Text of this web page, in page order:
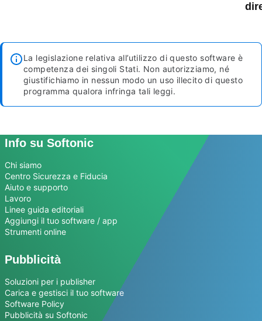
La legislazione relativa all’utilizzo di questo software è
competenza dei singoli Stati. Non autorizziamo, né
giustifichiamo in nessun modo un uso illecito di questo
programma qualora infringa tali leggi.
Info su Softonic
Chi siamo
Centro Sicurezza e Fiducia
Aiuto e supporto
Lavoro
Linee guida editoriali
Aggiungi il tuo software / app
Strumenti online
Pubblicità
Soluzioni per i publisher
Carica e gestisci il tuo software
Software Policy
Pubblicità su Softonic